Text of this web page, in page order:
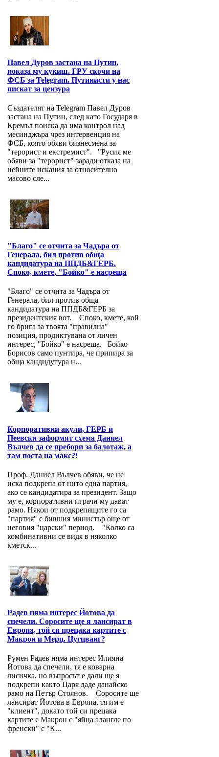
Павел Дуров застана на Путин,
показа му кукиш. ГРУ скочи на
ФСБ за Telegram. Путинисти у нас
пискат за цензура
Създателят на Telegram Павел Дуров
застана на Путин, след като Государя в
Кремъл поиска да има контрол над
месинджъра чрез интервенция на
ФСБ, която обяви бизнесмена за
"терорист и екстремист". "Русия ме
обяви за "терорист" заради отказа на
нейните искания за относително
масово сле...
"Благо" се отчита за Чадъра от
Генерала, бил против обща
кандидатура на ППДБ&ГЕРБ.
Споко, кмете, "Бойко" е насреща
"Благо" се отчита за Чадъра от
Генерала, бил против обща
кандидатура на ППДБ&ГЕРБ за
президентския вот. Споко, кмете, кой
го брига за твоята "правилна"
позиция, продиктувана от личен
интерес, "Бойко" е насреща. Бойко
Борисов само пунтира, че припира за
обща кандидутура н...
Корпоративни акули, ГЕРБ и
Пеевски заформят схема Даниел
Вълчев да се пребори за балотаж, а
там поста на макс?!
Проф. Даниел Вълчев обяви, че не
иска подкрепа от нито една партия,
ако се кандидатира за президент. Защо
му е, корпоративни играчи му дават
рамо. Някои от подкрепящите го са
"партия" с бившия министър още от
неговия "царски" период. "Колко са
комбинативни се видя в няколко
кметск...
Радев няма интерес Йотова да
спечели. Соросите ще я лансират в
Европа, той си прецака картите с
Макрон и Мерц. Цугцванг?
Румен Радев няма интерес Илияна
Йотова да спечели, тя е коварна
лисичка, но въпросът е дали ще я
подкрепи както Царя даде данайско
рамо на Петър Стоянов. Соросите ще
лансират Йотова в Европа, тя им е
"клиент", докато той си прецака
картите с Макрон с "яйца алангле по
френски" с "К...